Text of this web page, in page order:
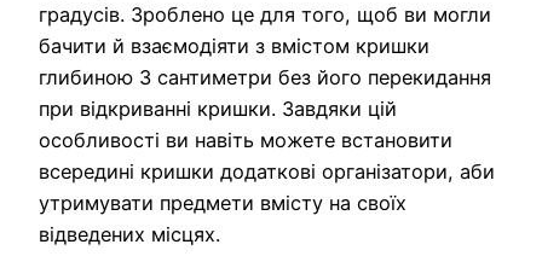
градусів. Зроблено це для того, щоб ви могли
бачити й взаємодіяти з вмістом кришки
глибиною 3 сантиметри без його перекидання
при відкриванні кришки. Завдяки цій
особливості ви навіть можете встановити
всередині кришки додаткові організатори, аби
утримувати предмети вмісту на своїх
відведених місцях.